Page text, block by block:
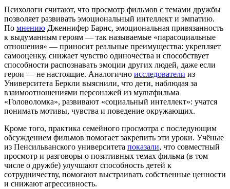
Психологи считают, что просмотр фильмов с темами дружбы
позволяет развивать эмоциональный интеллект и эмпатию.
По мнению Дженнифер Барнс, эмоциональная привязанность
к выдуманным героям — так называемые «парасоциальные
отношения» — приносит реальные преимущества: укрепляет
самооценку, снижает чувство одиночества и способствует
способности распознавать эмоции других людей, даже если
герои — не настоящие. Аналогично исследователи из
Университета Беркли выяснили, что дети, наблюдая за
взаимоотношениями персонажей из мультфильма
«Головоломка», развивают «социальный интеллект»: учатся
понимать мотивы, чувства и поведение окружающих.
Кроме того, практика семейного просмотра с последующим
обсуждением фильмов помогает закрепить эти уроки. Учёные
из Пенсильванского университета показали, что совместный
просмотр и разговоры о позитивных темах фильма (в том
числе о дружбе) улучшают способность детей к
сотрудничеству, помогают выстраивать собственные ценности
и снижают агрессивность.